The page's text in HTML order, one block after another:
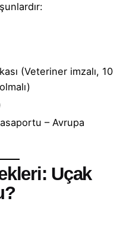
(Veteriner imzalı, 10
– Avrupa
Uçak